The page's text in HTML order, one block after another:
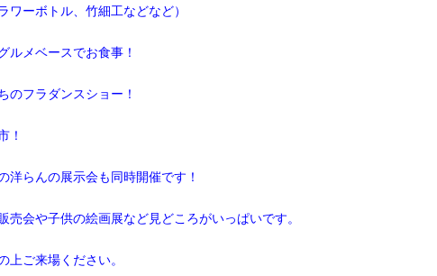
ーボトル、竹細工などなど）
ルメベースでお食事！
のフラダンスショー！
！
洋らんの展示会も同時開催です！
売会や子供の絵画展など見どころがいっぱいです。
上ご来場ください。